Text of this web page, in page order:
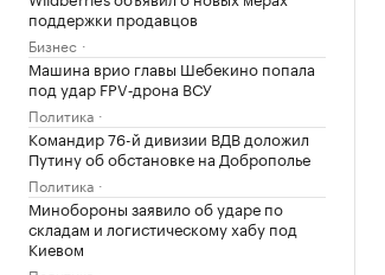
поддержки продавцов
Бизнес
Машина врио главы Шебекино попала
под удар FPV‑дрона ВСУ
Политика
Командир 76-й дивизии ВДВ доложил
Путину об обстановке на Доброполье
Политика
Минобороны заявило об ударе по
складам и логистическому хабу под
Киевом